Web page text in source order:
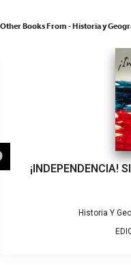
Other Books From - Historia y
¡INDEPENDENCIA!
Historia Y